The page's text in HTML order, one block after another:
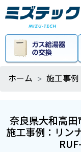
ホーム 施工事例
奈良県大和高
施工事例：リン